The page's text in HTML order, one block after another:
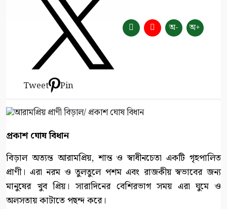
Tweet Pin
অ- অ+
প্রকাশ ঘোষ বিধান
বিড়াল অত্যন্ত আরামপ্রিয়, শান্ত ও স্বাধীনচেতা একটি গৃহপালিত
প্রাণী। এরা নরম ও তুলতুলে পশম এবং রাজকীয় স্বভাবের জন্য
মানুষের খুব প্রিয়। সারাদিনের বেশিরভাগ সময় এরা ঘুমে ও
অলসতায় কাটাতে পছন্দ করে।